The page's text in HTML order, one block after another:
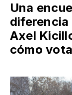
Una
Axel
cómo